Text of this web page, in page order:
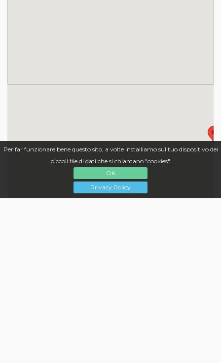
Per far funzionare bene questo sito, a volte installiamo sul tuo dispositivo dei
piccoli file di dati che si chiamano "cookies".
OK
Privacy Policy